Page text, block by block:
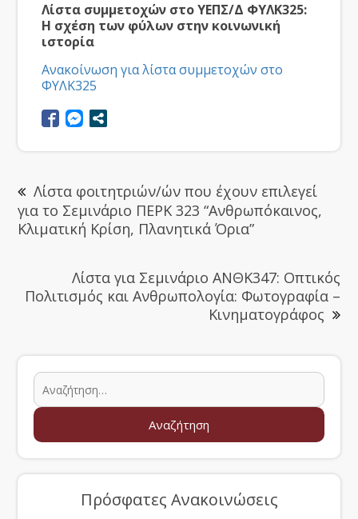
Λίστα συμμετοχών στο ΥΕΠΣ/Δ ΦΥΛΚ325:
Η σχέση των φύλων στην κοινωνική
ιστορία
Ανακοίνωση για λίστα συμμετοχών στο
ΦΥΛΚ325
Λίστα φοιτητριών/ών που έχουν επιλεγεί
για το Σεμινάριο ΠΕΡΚ 323 “Ανθρωπόκαινος,
Κλιματική Κρίση, Πλανητικά Όρια”
Λίστα για Σεμινάριο ΑΝΘΚ347: Οπτικός
Πολιτισμός και Ανθρωπολογία: Φωτογραφία –
Κινηματογράφος
Πρόσφατες Ανακοινώσεις